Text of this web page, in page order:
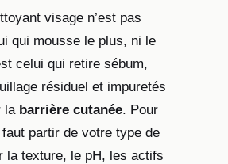
visage n’est pas
qui mousse le plus, ni le
celui qui retire sébum,
résiduel et impuretés
la barrière cutanée. Pour
partir de votre type de
la texture, le pH, les actifs